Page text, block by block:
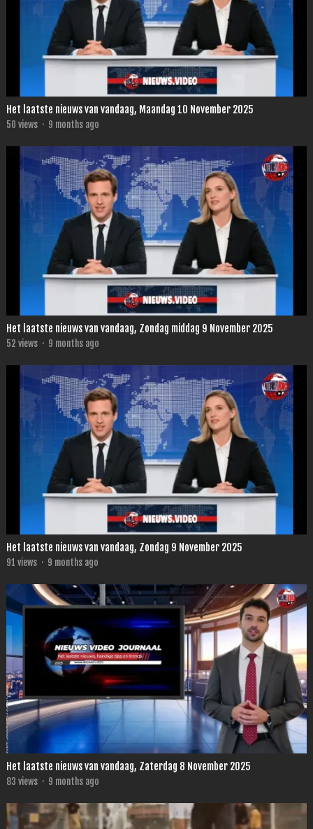
Het laatste nieuws van vandaag, Maandag 10 November 2025
50 views · 9 months ago
Het laatste nieuws van vandaag, Zondag middag 9 November 2025
52 views · 9 months ago
Het laatste nieuws van vandaag, Zondag 9 November 2025
91 views · 9 months ago
Het laatste nieuws van vandaag, Zaterdag 8 November 2025
83 views · 9 months ago